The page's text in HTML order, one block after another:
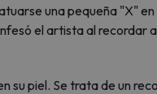
una pequeña "X"
el artista al recordar
su piel. Se trata de un